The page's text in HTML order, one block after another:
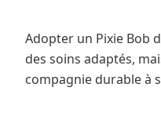
Adopter un Pixie Bob
des soins adaptés,
compagnie durable à